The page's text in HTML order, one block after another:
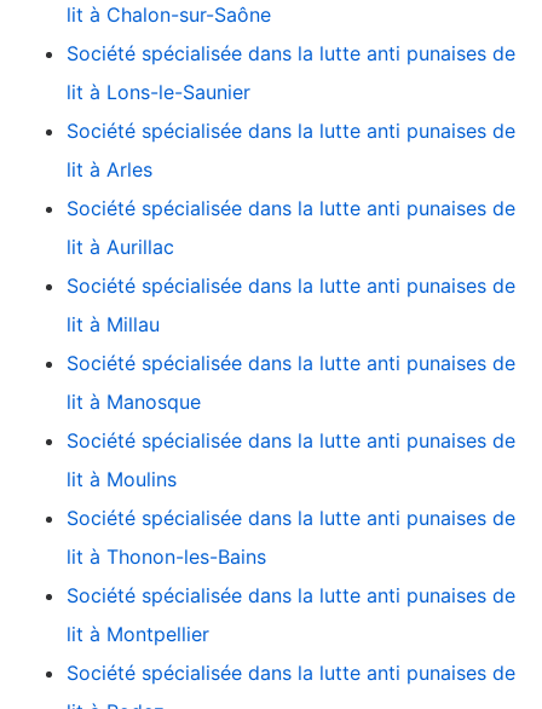
lit à Chalon-sur-Saône
Société spécialisée dans la lutte anti punaises de
lit à Lons-le-Saunier
Société spécialisée dans la lutte anti punaises de
lit à Arles
Société spécialisée dans la lutte anti punaises de
lit à Aurillac
Société spécialisée dans la lutte anti punaises de
lit à Millau
Société spécialisée dans la lutte anti punaises de
lit à Manosque
Société spécialisée dans la lutte anti punaises de
lit à Moulins
Société spécialisée dans la lutte anti punaises de
lit à Thonon-les-Bains
Société spécialisée dans la lutte anti punaises de
lit à Montpellier
Société spécialisée dans la lutte anti punaises de